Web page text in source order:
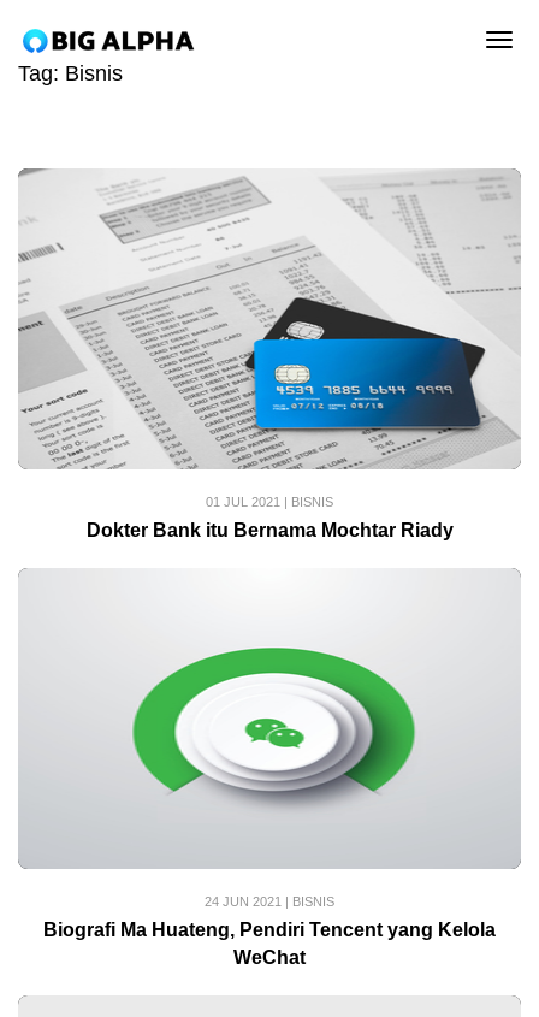
Tag: Bisnis
01 JUL 2021 | BISNIS
Dokter Bank itu Bernama Mochtar Riady
24 JUN 2021 | BISNIS
Biografi Ma Huateng, Pendiri Tencent yang Kelola
WeChat